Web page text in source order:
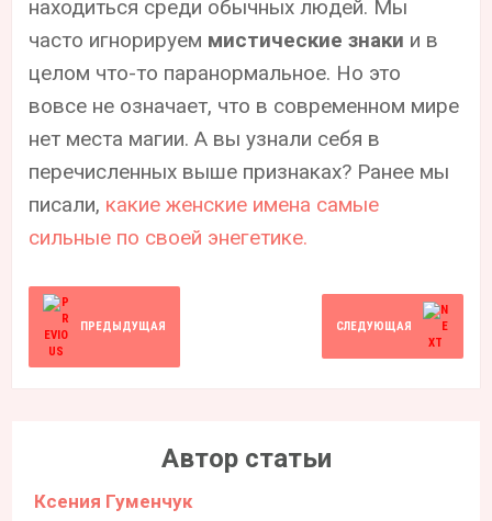
находиться среди обычных людей. Мы
часто игнорируем мистические знаки и в
целом что-то паранормальное. Но это
вовсе не означает, что в современном мире
нет места магии. А вы узнали себя в
перечисленных выше признаках? Ранее мы
писали, какие женские имена самые
сильные по своей энегетике.
ПРЕДЫДУЩАЯ СЛЕДУЮЩАЯ
Автор статьи
Ксения Гуменчук